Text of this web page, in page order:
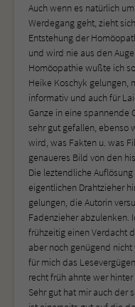
Auch wenn es natürlich
Werdegang geht, zieht
Entstehung der
und wird nie aus den
Homöopathie wußte ich
Heike Koschyk gelungen,
informativ und auch für
Ganze in eine spannende
sehr gut gefallen, ebenso
wird, was Fakten u. was
genaueres Bild von den
Die leztendliche
eigentlichen Drahtzieher
gelungen, die Autorin
Fadenzieher abzulenken.
frühzeitig einen Verdacht
aber noch genügend
für mich das
recht früh ahnte wer
Sehr gut hat mir auch der